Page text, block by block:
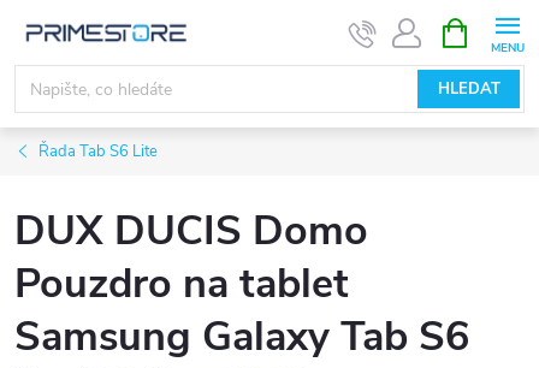
obsah
HLEDAT
NÁKUPNÍ
KOŠÍK
Řada Tab S6 Lite
DUX DUCIS Domo
Pouzdro na tablet
Samsung Galaxy Tab S6